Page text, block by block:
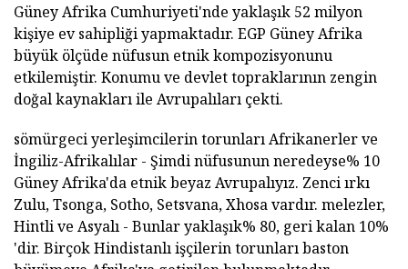
Güney Afrika Cumhuriyeti'nde yaklaşık 52 milyon
kişiye ev sahipliği yapmaktadır. EGP Güney Afrika
büyük ölçüde nüfusun etnik kompozisyonunu
etkilemiştir. Konumu ve devlet topraklarının zengin
doğal kaynakları ile Avrupalıları çekti.
sömürgeci yerleşimcilerin torunları Afrikanerler ve
İngiliz-Afrikalılar - Şimdi nüfusunun neredeyse% 10
Güney Afrika'da etnik beyaz Avrupalıyız. Zenci ırkı
Zulu, Tsonga, Sotho, Setsvana, Xhosa vardır. melezler,
Hintli ve Asyalı - Bunlar yaklaşık% 80, geri kalan 10%
'dir. Birçok Hindistanlı işçilerin torunları baston